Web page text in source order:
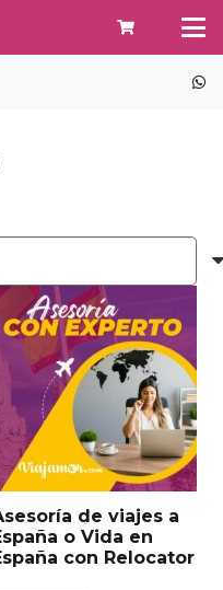
de viajes a
o Vida en
con Relocator